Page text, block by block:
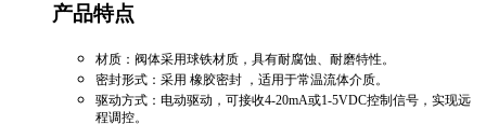
产品特点
‌材质‌：阀体采用球铁材质，具有耐腐蚀、耐磨特性。 ‌
‌密封形式‌：采用 橡胶密封 ，适用于常温流体介质。 ‌
‌驱动方式‌：电动驱动，可接收4-20mA或1-5VDC控制信号，实现远
程调控。